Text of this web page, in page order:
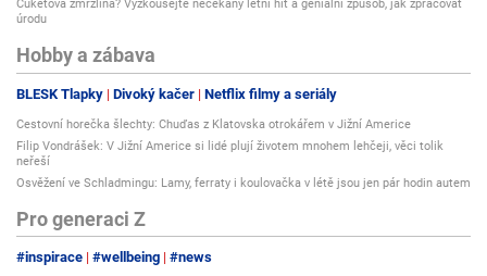
Cuketová zmrzlina? Vyzkoušejte nečekaný letní hit a geniální způsob, jak zpracovat
úrodu
Hobby a zábava
BLESK Tlapky Divoký kačer Netflix filmy a seriály
Cestovní horečka šlechty: Chuďas z Klatovska otrokářem v Jižní Americe
Filip Vondrášek: V Jižní Americe si lidé plují životem mnohem lehčeji, věci tolik
neřeší
Osvěžení ve Schladmingu: Lamy, ferraty i koulovačka v létě jsou jen pár hodin autem
Pro generaci Z
#inspirace #wellbeing #news